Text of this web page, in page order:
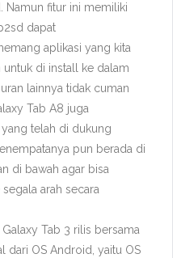
Namun fitur ini memiliki
dapat
aplikasi yang kita
di install ke dalam
lainnya tidak cuman
Tab A8 juga
telah di dukung
pun berada di
di bawah agar bisa
arah secara
Tab 3 rilis bersama
dari OS Android, yaitu OS